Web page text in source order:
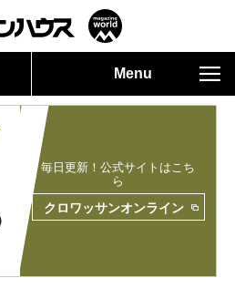
Menu
毎日更新！公式サイトはこち
ら
クロワッサンオンライン